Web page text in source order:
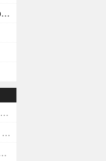
Avsnitt 210! Special! Bone Thugs n Harmonys album E.1999 Eternal